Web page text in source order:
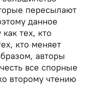
пересылают
данное
тех, кто
кто меняет
авторы
все спорные
второму чтению